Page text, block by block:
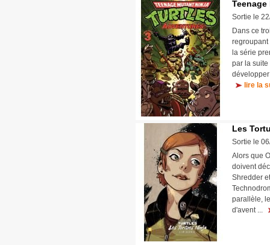
Sortie le
Dans ce
regroupant
la série
par la
lire la
Les
Sortie le
Alors que
doivent
Shredder
parallèle,
d'avent ...